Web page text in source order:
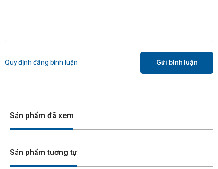
Quy định đăng bình luận Gửi bình luận
Sản phẩm đã xem
Sản phẩm tương tự